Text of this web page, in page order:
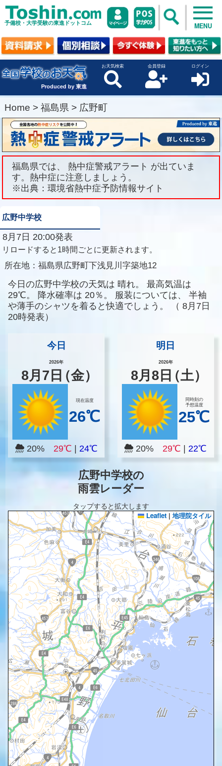
予備校・大学受験の東進ドットコム MENU
Produced by 東進
お天気検索 会員登録 ログイン
Home > 福島県 > 広野町
福島県では、 熱中症警戒アラート が出ていま
す。熱中症に注意しましょう。
※出典：環境省熱中症予防情報サイト
広野中学校
8月7日 20:00発表
リロードすると1時間ごとに更新されます。
所在地： 福島県広野町下浅見川字築地12
今日の広野中学校の天気は 晴れ。
最高気温は
29℃。
降水確率は 20％。 服装については、
半袖
や薄手のシャツを着ると快適でしょう。
（ 8月7日
20時発表）
今日
2026年
8月 7 日（金）
現在温度
26℃
20% 29℃ 24℃
明日
2026年
8月8 日（土）
同時刻の
予想温度
25℃
20%29℃ |22℃
広野中学校の
雨雲レーダー
タップすると拡大します
Leaflet | 地理院タイル